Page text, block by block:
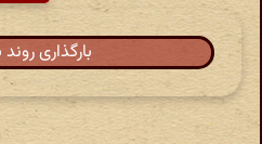
بارگذاری روند